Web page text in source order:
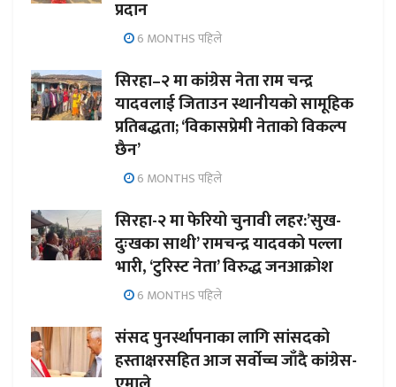
प्रदान
6 MONTHS पहिले
सिरहा–२ मा कांग्रेस नेता राम चन्द्र
यादवलाई जिताउन स्थानीयको सामूहिक
प्रतिबद्धता; ‘विकासप्रेमी नेताको विकल्प
छैन’
6 MONTHS पहिले
सिरहा-२ मा फेरियो चुनावी लहर:’सुख-
दुःखका साथी’ रामचन्द्र यादवको पल्ला
भारी, ‘टुरिस्ट नेता’ विरुद्ध जनआक्रोश
6 MONTHS पहिले
संसद पुनर्स्थापनाका लागि सांसदको
हस्ताक्षरसहित आज सर्वोच्च जाँदै कांग्रेस-